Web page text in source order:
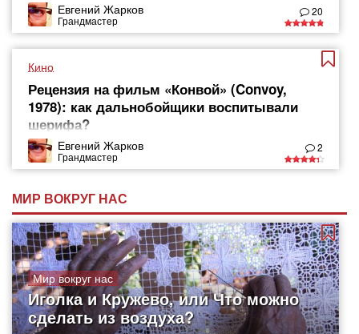
Евгений Жарков
Грандмастер
20
Кино
Рецензия на фильм «Конвой» (Convoy,
1978): как дальнобойщики воспитывали
шерифа?
Евгений Жарков
Грандмастер
2
МИР ВОКРУГ НАС
Мир вокруг нас
Иголка и Кружево, или Что можно
сделать из воздуха?